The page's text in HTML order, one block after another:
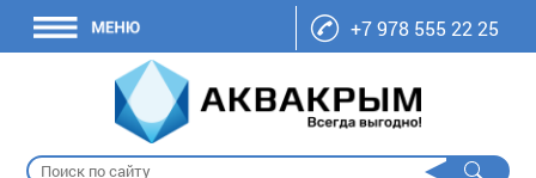
+7 978 555 22 25